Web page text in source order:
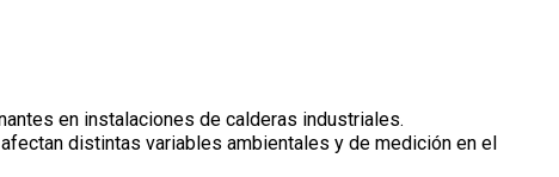
en instalaciones de calderas industriales.
distintas variables ambientales y de medición en el